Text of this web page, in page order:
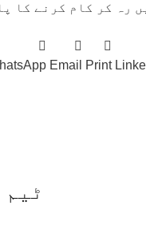
رہ کر کام کرنے کا
Print
Email